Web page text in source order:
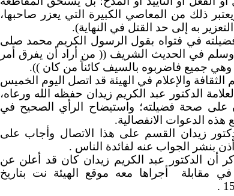
ذلك من المعاصي الكبيرة التي يعزر صاحبها،
به إلى حد القتل في النهاية).
في فتواه بقول الرسول الكريم محمد صلى
وسلم في الحديث الشريف (( من أراد أن يفرق أمر
وهي جميع فاضربوه بالسيف كائناً من كان )).
والإعلام في الهيئة قد اتصل اليوم الخميس
الدكتور عبد الكريم زيدان حفظه الله ورعاه،
على صحة فضيلته؛ واستيضاح الرأي الصحيح في
هذه الدعوات الانفصالية.
زيدان القسم على هذا الاتصال وأجاب على
بنشر الجواب عنه لفائدة الناس .
أن الدكتور عبد الكريم زيدان كان قد أعلن عن
في مقابلة
أجراها معه موقع الهيئة نت بتاريخ